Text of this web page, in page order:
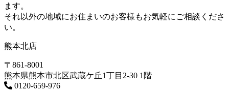
ます。
それ以外の地域にお住まいのお客様もお気軽にご相談くださ
い。
熊本北店
〒861-8001
熊本県熊本市北区武蔵ケ丘1丁目2-30 1階
0120-659-976